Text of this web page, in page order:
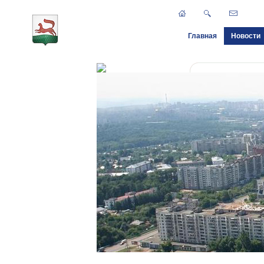
Главная Новости